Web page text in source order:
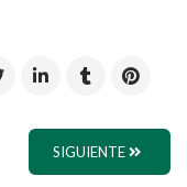
SIGUIENTE